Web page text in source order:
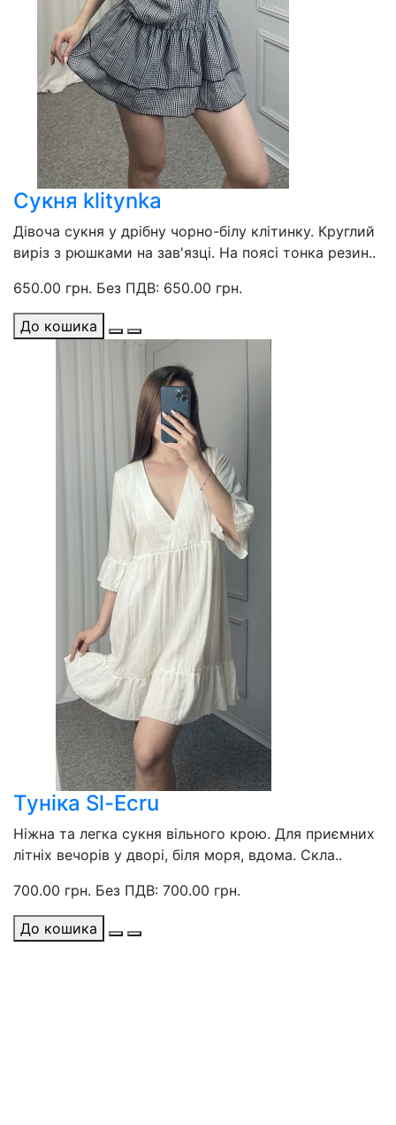
Сукня klitynka
Дівоча сукня у дрібну чорно-білу клітинку. Круглий
виріз з рюшками на зав'язці. На поясі тонка резин..
650.00 грн. Без ПДВ: 650.00 грн.
До кошика
Туніка Sl-Ecru
Ніжна та легка сукня вільного крою. Для приємних
літніх вечорів у дворі, біля моря, вдома. Скла..
700.00 грн. Без ПДВ: 700.00 грн.
До кошика